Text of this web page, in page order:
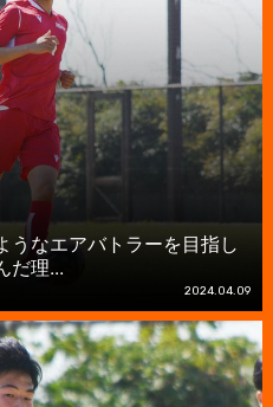
うなエアバトラーを目指し
だ理...
2024.04.09